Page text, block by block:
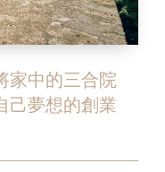
家中的三合院
己夢想的創業